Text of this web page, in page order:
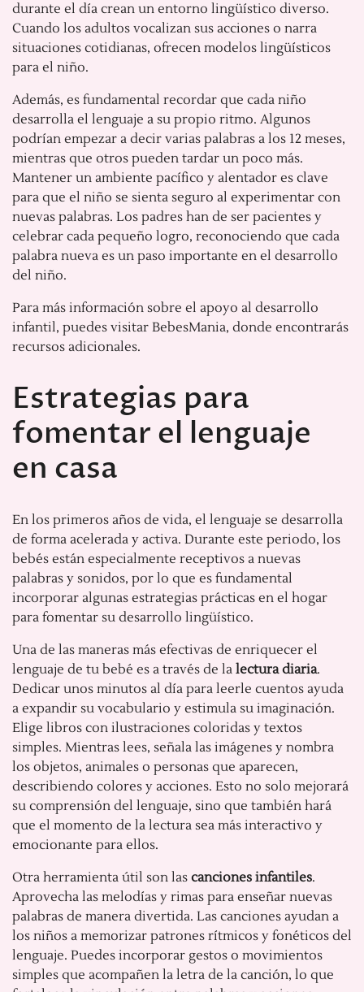
durante el día crean un entorno lingüístico diverso.
Cuando los adultos vocalizan sus acciones o narra
situaciones cotidianas, ofrecen modelos lingüísticos
para el niño.
Además, es fundamental recordar que cada niño
desarrolla el lenguaje a su propio ritmo. Algunos
podrían empezar a decir varias palabras a los 12 meses,
mientras que otros pueden tardar un poco más.
Mantener un ambiente pacífico y alentador es clave
para que el niño se sienta seguro al experimentar con
nuevas palabras. Los padres han de ser pacientes y
celebrar cada pequeño logro, reconociendo que cada
palabra nueva es un paso importante en el desarrollo
del niño.
Para más información sobre el apoyo al desarrollo
infantil, puedes visitar BebesMania, donde encontrarás
recursos adicionales.
Estrategias para
fomentar el lenguaje
en casa
En los primeros años de vida, el lenguaje se desarrolla
de forma acelerada y activa. Durante este periodo, los
bebés están especialmente receptivos a nuevas
palabras y sonidos, por lo que es fundamental
incorporar algunas estrategias prácticas en el hogar
para fomentar su desarrollo lingüístico.
Una de las maneras más efectivas de enriquecer el
lenguaje de tu bebé es a través de la lectura diaria.
Dedicar unos minutos al día para leerle cuentos ayuda
a expandir su vocabulario y estimula su imaginación.
Elige libros con ilustraciones coloridas y textos
simples. Mientras lees, señala las imágenes y nombra
los objetos, animales o personas que aparecen,
describiendo colores y acciones. Esto no solo mejorará
su comprensión del lenguaje, sino que también hará
que el momento de la lectura sea más interactivo y
emocionante para ellos.
Otra herramienta útil son las canciones infantiles.
Aprovecha las melodías y rimas para enseñar nuevas
palabras de manera divertida. Las canciones ayudan a
los niños a memorizar patrones rítmicos y fonéticos del
lenguaje. Puedes incorporar gestos o movimientos
simples que acompañen la letra de la canción, lo que